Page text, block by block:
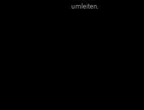
umleiten.